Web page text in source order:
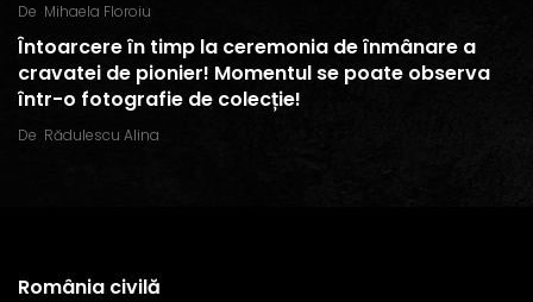
De Mihaela Floroiu
Întoarcere în timp la ceremonia de înmânare a
cravatei de pionier! Momentul se poate observa
într-o fotografie de colecție!
De Rădulescu Alina
România civilă